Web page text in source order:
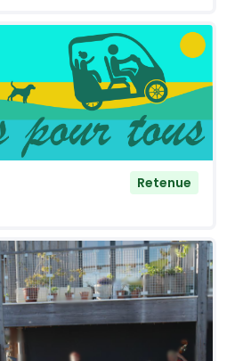
Retenue